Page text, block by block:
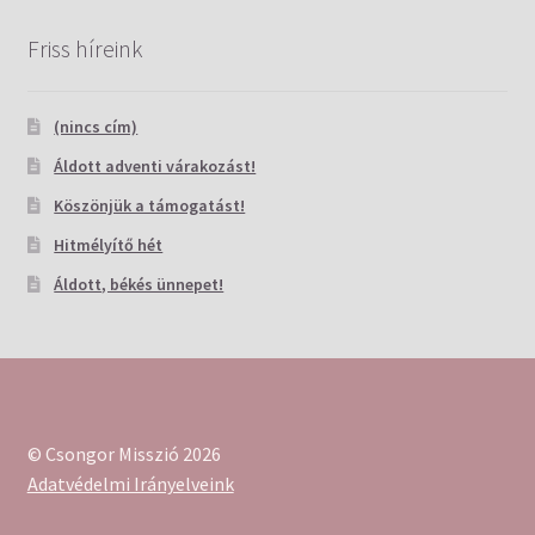
Friss híreink
(nincs cím)
Áldott adventi várakozást!
Köszönjük a támogatást!
Hitmélyítő hét
Áldott, békés ünnepet!
© Csongor Misszió 2026
Adatvédelmi Irányelveink